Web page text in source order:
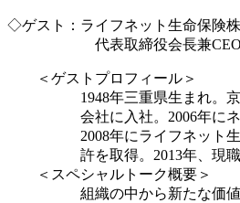
◇ゲスト：ライフネット生命保険
代表取締役会長兼CEO
＜ゲストプロフィール＞
1948年三重県生まれ。京都
会社に入社。2006年にネット
2008年にライフネット生命
許を取得。2013年、現職
＜スペシャルトーク概要＞
組織の中から新たな価値を創